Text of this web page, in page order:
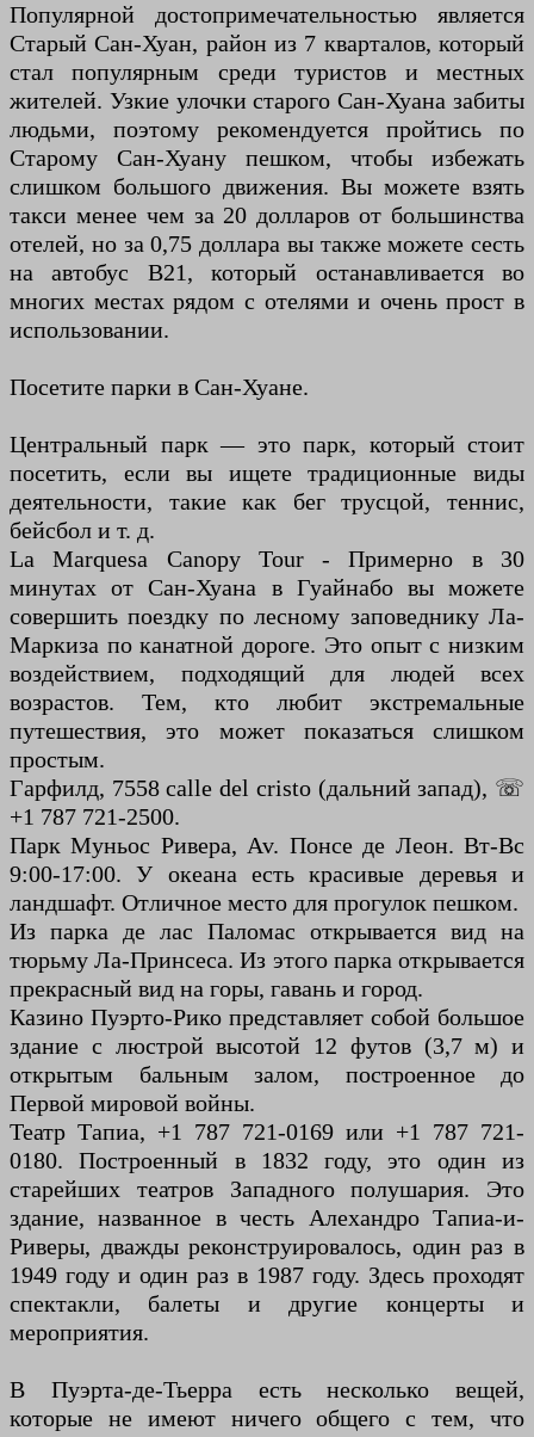
Популярной достопримечательностью является
Старый Сан-Хуан, район из 7 кварталов, который
стал популярным среди туристов и местных
жителей. Узкие улочки старого Сан-Хуана забиты
людьми, поэтому рекомендуется пройтись по
Старому Сан-Хуану пешком, чтобы избежать
слишком большого движения. Вы можете взять
такси менее чем за 20 долларов от большинства
отелей, но за 0,75 доллара вы также можете сесть
на автобус B21, который останавливается во
многих местах рядом с отелями и очень прост в
использовании.
Посетите парки в Сан-Хуане.
Центральный парк — это парк, который стоит
посетить, если вы ищете традиционные виды
деятельности, такие как бег трусцой, теннис,
бейсбол и т. д.
La Marquesa Canopy Tour - Примерно в 30
минутах от Сан-Хуана в Гуайнабо вы можете
совершить поездку по лесному заповеднику Ла-
Маркиза по канатной дороге. Это опыт с низким
воздействием, подходящий для людей всех
возрастов. Тем, кто любит экстремальные
путешествия, это может показаться слишком
простым.
Гарфилд, 7558 calle del cristo (дальний запад), ☏
+1 787 721-2500.
Парк Муньос Ривера, Av. Понсе де Леон. Вт-Вс
9:00-17:00. У океана есть красивые деревья и
ландшафт. Отличное место для прогулок пешком.
Из парка де лас Паломас открывается вид на
тюрьму Ла-Принсеса. Из этого парка открывается
прекрасный вид на горы, гавань и город.
Казино Пуэрто-Рико представляет собой большое
здание с люстрой высотой 12 футов (3,7 м) и
открытым бальным залом, построенное до
Первой мировой войны.
Театр Тапиа, +1 787 721-0169 или +1 787 721-
0180. Построенный в 1832 году, это один из
старейших театров Западного полушария. Это
здание, названное в честь Алехандро Тапиа-и-
Риверы, дважды реконструировалось, один раз в
1949 году и один раз в 1987 году. Здесь проходят
спектакли, балеты и другие концерты и
мероприятия.
В Пуэрта-де-Тьерра есть несколько вещей,
которые не имеют ничего общего с тем, что